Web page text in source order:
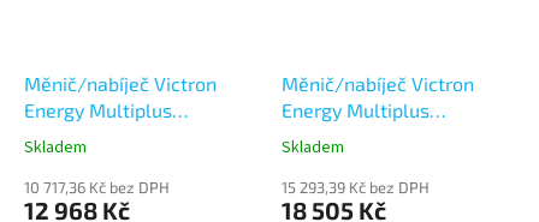
Měnič/nabíječ Victron
Energy Multiplus
24V/1200VA/25A-16A
Skladem
10 717,36 Kč bez DPH
12 968 Kč
Měnič/nabíječ Victron
Energy Multiplus
24V/1600VA/40A-16A
Skladem
15 293,39 Kč bez DPH
18 505 Kč